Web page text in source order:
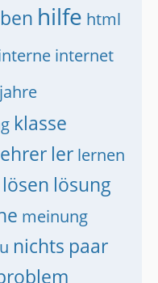
hilfe html
internet
jahre
klasse
ler lernen
lösen lösung
meinung
nichts paar